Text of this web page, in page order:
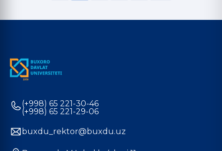
(+998) 65 221-30-46
(+998) 65 221-29-06
buxdu_rektor@buxdu.uz